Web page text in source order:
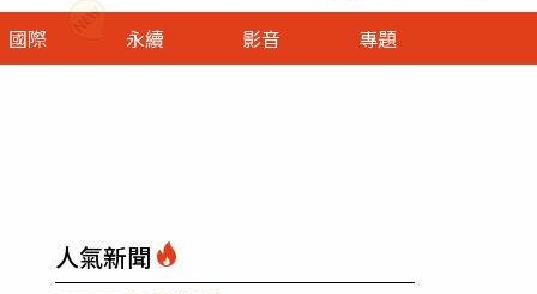
國際 永續 影音 專題
人氣新聞